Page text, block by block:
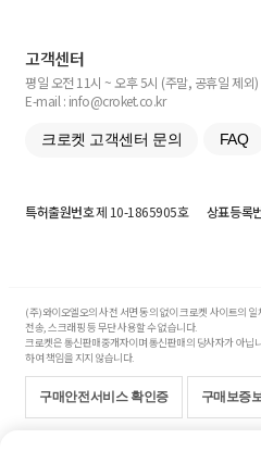
고객센터
평일 오전 11시 ~ 오후 5시 (주말, 공휴일 제외)
E-mail : info@croket.co.kr
크로켓 고객센터 문의 FAQ
특허출원번호제 10-1865905호 상표등록
(주)와이오엘오의 사전 서면 동의 없이 크로켓 사이트의
전송, 스크래핑 등 무단 사용할 수 없습니다.
크로켓은 통신판매중개자이며 통신판매의 당사자가 아닙
하여 책임을 지지 않습니다.
구매안전서비스 확인증 구매보증